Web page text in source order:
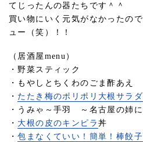
てじったんの器たちです＾＾
買い物にいく元気がなかったの
ュー（笑）！！
（居酒屋menu）
・野菜スティック
・もやしとちくわのごま酢あえ
・ たたき梅のポリポリ大根サラダ
・うみゃ～手羽 ～名古屋の姉に
・ 大根の皮のキンピラ丼
・包まなくていい！簡単！棒餃子